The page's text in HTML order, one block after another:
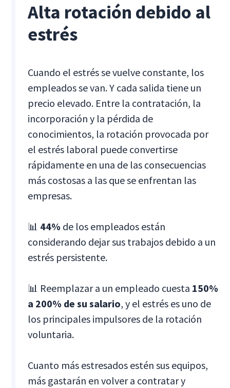
Alta rotación debido al
estrés
Cuando el estrés se vuelve constante, los
empleados se van. Y cada salida tiene un
precio elevado. Entre la contratación, la
incorporación y la pérdida de
conocimientos, la rotación provocada por
el estrés laboral puede convertirse
rápidamente en una de las consecuencias
más costosas a las que se enfrentan las
empresas.
📊 44% de los empleados están
considerando dejar sus trabajos debido a un
estrés persistente.
📊 Reemplazar a un empleado cuesta 150%
a 200% de su salario, y el estrés es uno de
los principales impulsores de la rotación
voluntaria.
Cuanto más estresados estén sus equipos,
más gastarán en volver a contratar y